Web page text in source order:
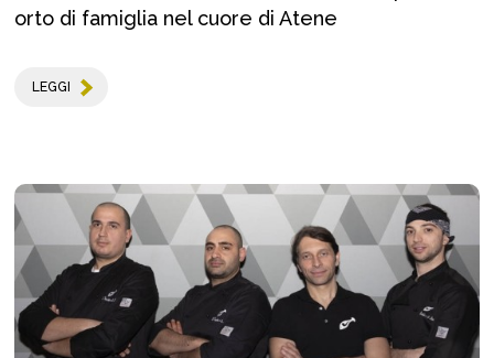
orto di famiglia nel cuore di Atene
LEGGI